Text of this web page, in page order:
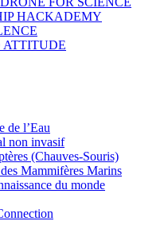
HACKADEMY
ATTITUDE
de l’Eau
non invasif
(Chauves-Souris)
Mammifères Marins
du monde